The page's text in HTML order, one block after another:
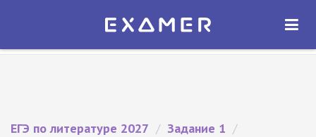
Экзамер — ЕГЭ 2027
ОТКРЫТЬ
ЕГЭ по литературе 2027 / Задание 1 /